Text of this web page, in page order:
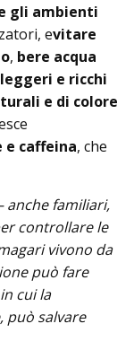
gli ambienti
evitare
, bere acqua
e ricchi
e di colore
e caffeina, che
anche familiari,
controllare le
vivono da
può fare
cui la
può salvare